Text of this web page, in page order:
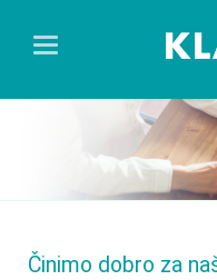
Činimo dobro za